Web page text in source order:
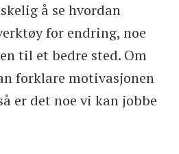
å se hvordan
for endring, noe
til et bedre sted. Om
forklare motivasjonen
er det noe vi kan jobbe